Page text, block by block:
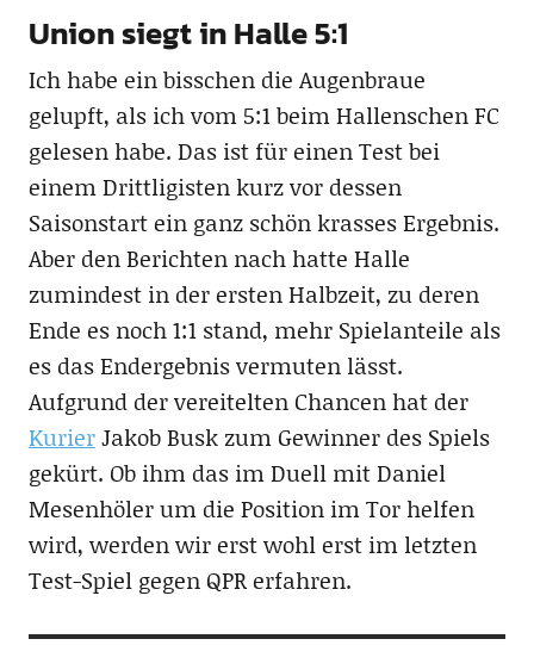
Union siegt in Halle 5:1
Ich habe ein bisschen die Augenbraue
gelupft, als ich vom 5:1 beim Hallenschen FC
gelesen habe. Das ist für einen Test bei
einem Drittligisten kurz vor dessen
Saisonstart ein ganz schön krasses Ergebnis.
Aber den Berichten nach hatte Halle
zumindest in der ersten Halbzeit, zu deren
Ende es noch 1:1 stand, mehr Spielanteile als
es das Endergebnis vermuten lässt.
Aufgrund der vereitelten Chancen hat der
KurierJakob Busk zum Gewinner des Spiels
gekürt. Ob ihm das im Duell mit Daniel
Mesenhöler um die Position im Tor helfen
wird, werden wir erst wohl erst im letzten
Test-Spiel gegen QPR erfahren.